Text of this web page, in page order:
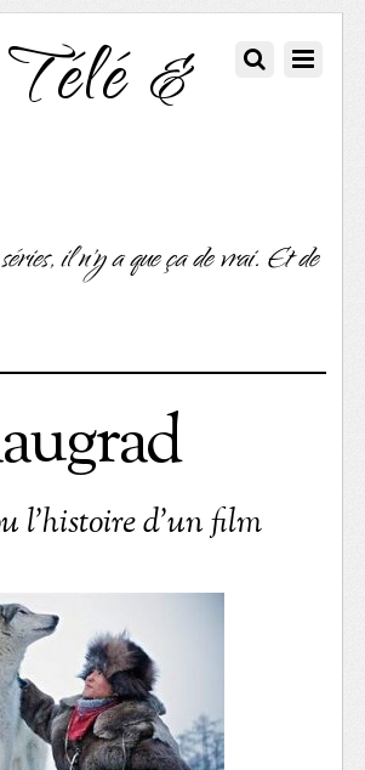
&
il n'y a que ça de vrai. Et de
l’histoire d’un film